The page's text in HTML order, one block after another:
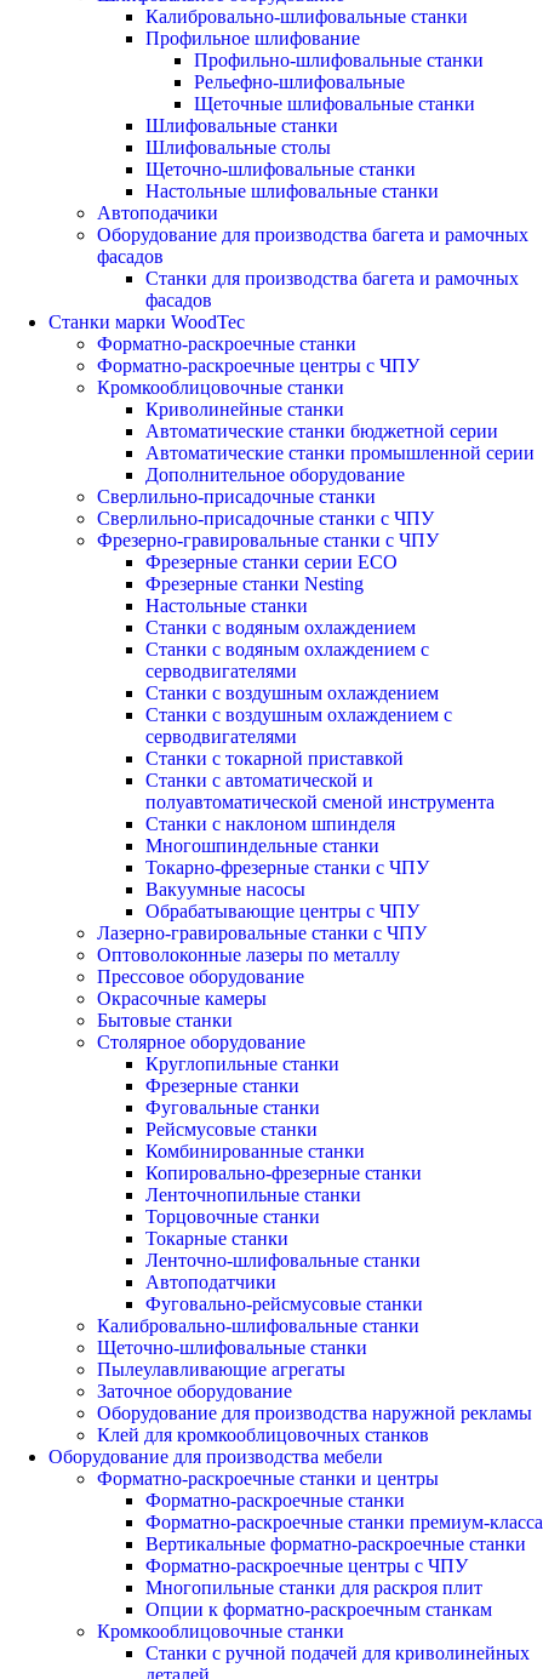
Калибровально-шлифовальные станки
Профильное шлифование
Профильно-шлифовальные станки
Рельефно-шлифовальные
Щеточные шлифовальные станки
Шлифовальные станки
Шлифовальные столы
Щеточно-шлифовальные станки
Настольные шлифовальные станки
Автоподачики
Оборудование для производства багета и рамочных
фасадов
Станки для производства багета и рамочных
фасадов
Станки марки WoodTec
Форматно-раскроечные станки
Форматно-раскроечные центры с ЧПУ
Кромкооблицовочные станки
Криволинейные станки
Автоматические станки бюджетной серии
Автоматические станки промышленной серии
Дополнительное оборудование
Сверлильно-присадочные станки
Сверлильно-присадочные станки с ЧПУ
Фрезерно-гравировальные станки с ЧПУ
Фрезерные станки серии ECO
Фрезерные станки Nesting
Настольные станки
Станки с водяным охлаждением
Станки с водяным охлаждением с
серводвигателями
Станки с воздушным охлаждением
Станки с воздушным охлаждением с
серводвигателями
Станки с токарной приставкой
Станки с автоматической и
полуавтоматической сменой инструмента
Станки с наклоном шпинделя
Многошпиндельные станки
Токарно-фрезерные станки с ЧПУ
Вакуумные насосы
Обрабатывающие центры с ЧПУ
Лазерно-гравировальные станки с ЧПУ
Оптоволоконные лазеры по металлу
Прессовое оборудование
Окрасочные камеры
Бытовые станки
Столярное оборудование
Круглопильные станки
Фрезерные станки
Фуговальные станки
Рейсмусовые станки
Комбинированные станки
Копировально-фрезерные станки
Ленточнопильные станки
Торцовочные станки
Токарные станки
Ленточно-шлифовальные станки
Автоподатчики
Фуговально-рейсмусовые станки
Калибровально-шлифовальные станки
Щеточно-шлифовальные станки
Пылеулавливающие агрегаты
Заточное оборудование
Оборудование для производства наружной рекламы
Клей для кромкооблицовочных станков
Оборудование для производства мебели
Форматно-раскроечные станки и центры
Форматно-раскроечные станки
Форматно-раскроечные станки премиум-класса
Вертикальные форматно-раскроечные станки
Форматно-раскроечные центры с ЧПУ
Многопильные станки для раскроя плит
Опции к форматно-раскроечным станкам
Кромкооблицовочные станки
Станки с ручной подачей для криволинейных
деталей